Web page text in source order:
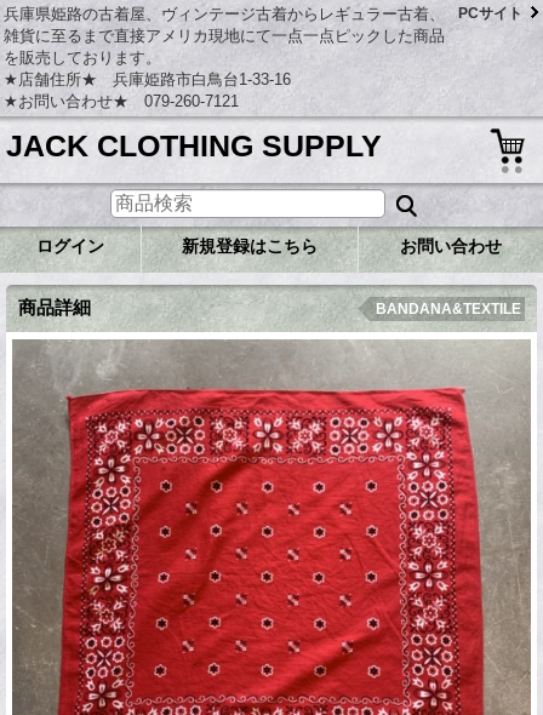
兵庫県姫路の古着屋、ヴィンテージ古着からレギュラー古着、
雑貨に至るまで直接アメリカ現地にて一点一点ピックした商品
を販売しております。
★店舗住所★ 兵庫姫路市白鳥台1-33-16
★お問い合わせ★ 079-260-7121
PCサイト
JACK CLOTHING SUPPLY
ログイン 新規登録はこちら お問い合わせ
商品詳細 BANDANA&TEXTILE